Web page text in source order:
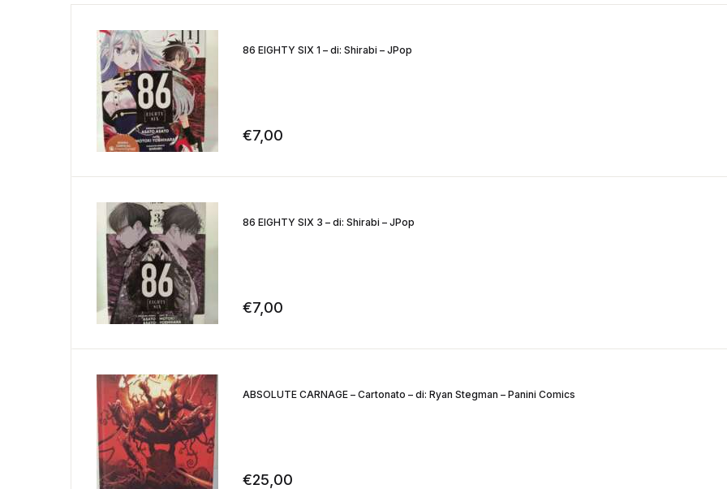
86 EIGHTY SIX 1 – di: Shirabi – JPop
€7,00
86 EIGHTY SIX 3 – di: Shirabi – JPop
€7,00
ABSOLUTE CARNAGE – Cartonato – di: Ryan Stegman – Panini Comics
€25,00